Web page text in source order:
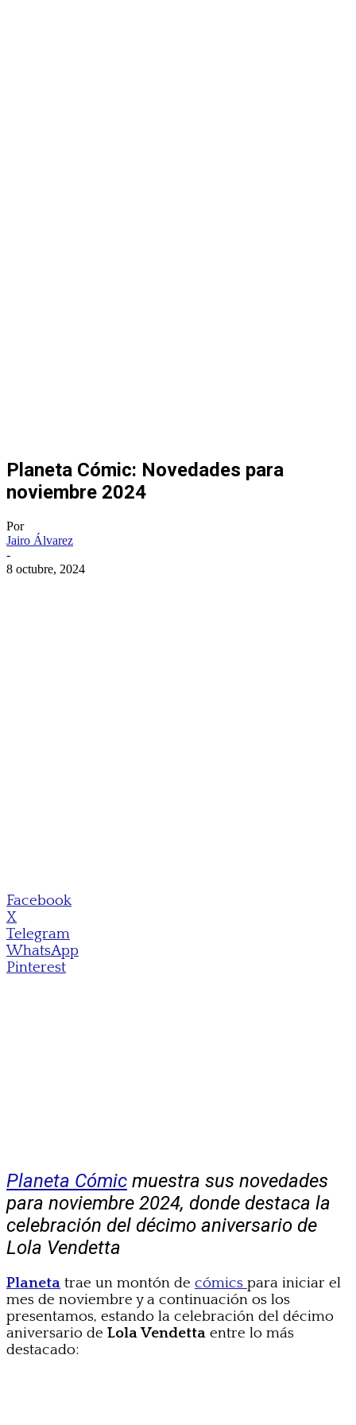
Planeta Cómic: Novedades para
noviembre 2024
Por
Jairo Álvarez
-
8 octubre, 2024
Facebook
X
Telegram
WhatsApp
Pinterest
Planeta Cómic muestra sus novedades
para noviembre 2024, donde destaca la
celebración del décimo aniversario de
Lola Vendetta
Planeta trae un montón de cómics para iniciar el
mes de noviembre y a continuación os los
presentamos, estando la celebración del décimo
aniversario de Lola Vendetta entre lo más
destacado: